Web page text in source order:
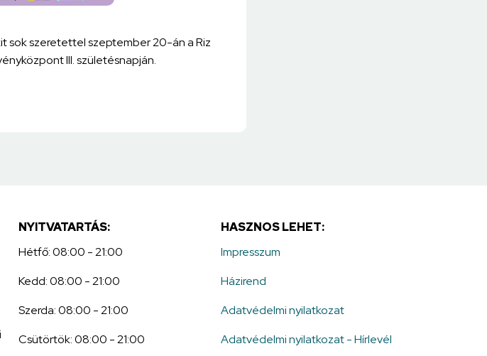
sok szeretettel szeptember 20-án a Riz
III. születésnapján.
NYITVATARTÁS:
Hétfő: 08:00 - 21:00
Kedd: 08:00 - 21:00
Szerda: 08:00 - 21:00
Csütörtök: 08:00 - 21:00
HASZNOS LEHET:
Impresszum
Házirend
Adatvédelmi nyilatkozat
Adatvédelmi nyilatkozat - Hírlevél